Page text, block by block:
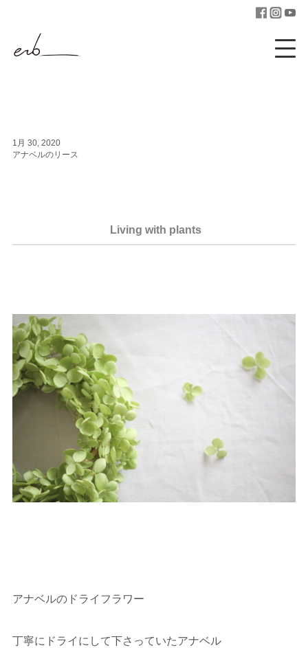
1月 30, 2020
アナベルのリース
Living with plants
アナベルのドライフラワー
丁寧にドライにして下さっていたアナベル